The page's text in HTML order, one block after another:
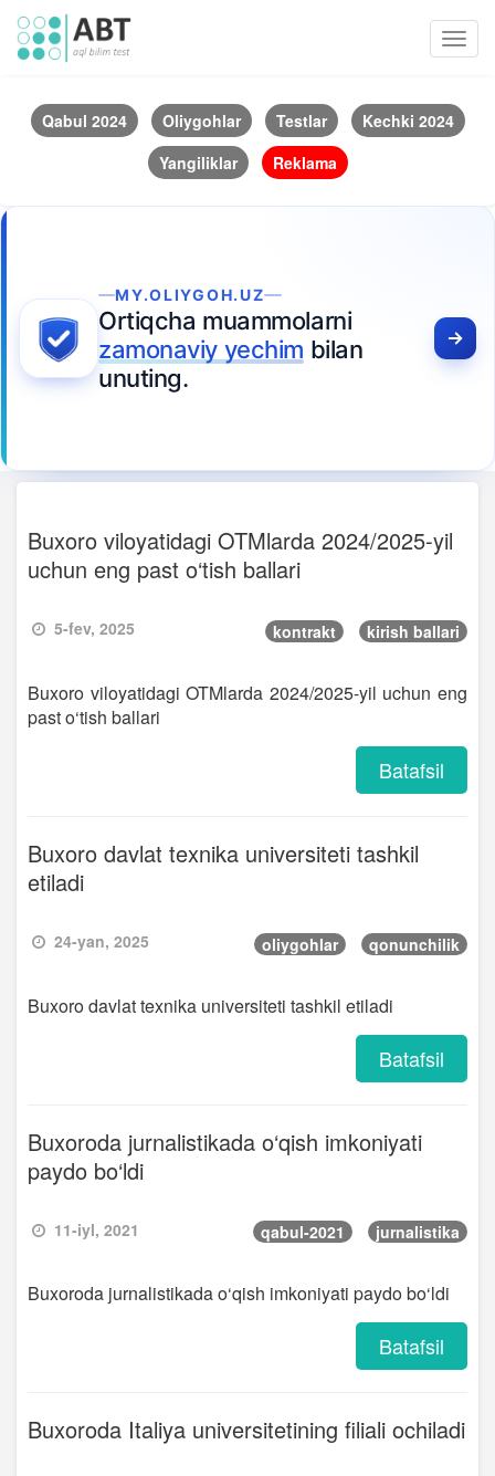
Qabul 2024 Oliygohlar Testlar
Kechki 2024
Yangiliklar
Reklama
MY.OLIYGOH.UZ
Ortiqcha muammolarni
zamonaviy yechim bilan
unuting.
Buxoro viloyatidagi OTMlarda 2024/2025-yil
uchun eng past o‘tish ballari
5-fev, 2025 kontrakt kirish ballari
Buxoro viloyatidagi OTMlarda 2024/2025-yil uchun eng
past o‘tish ballari
Batafsil
Buxoro davlat texnika universiteti tashkil
etiladi
24-yan, 2025 oliygohlar qonunchilik
Buxoro davlat texnika universiteti tashkil etiladi
Batafsil
Buxoroda jurnalistikada o‘qish imkoniyati
paydo bo‘ldi
11-iyl, 2021 qabul-2021 jurnalistika
Buxoroda jurnalistikada o‘qish imkoniyati paydo bo‘ldi
Batafsil
Buxoroda Italiya universitetining filiali ochiladi